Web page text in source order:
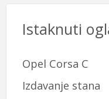
Istaknuti
Opel Corsa C
Izdavanje stana